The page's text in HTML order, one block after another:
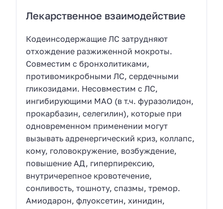
Лекарственное взаимодействие
Кодеинсодержащие ЛС затрудняют
отхождение разжиженной мокроты.
Совместим с бронхолитиками,
противомикробными ЛС, сердечными
гликозидами. Несовместим с ЛС,
ингибирующими МАО (в т.ч. фуразолидон,
прокарбазин, селегилин), которые при
одновременном применении могут
вызывать адренергический криз, коллапс,
кому, головокружение, возбуждение,
повышение АД, гиперпирексию,
внутричерепное кровотечение,
сонливость, тошноту, спазмы, тремор.
Амиодарон, флуоксетин, хинидин,